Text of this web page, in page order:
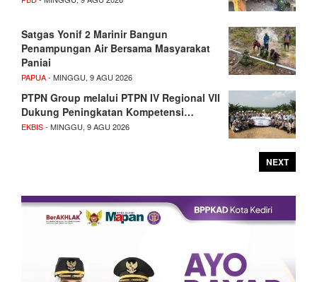
Satgas Yonif 2 Marinir Bangun
Penampungan Air Bersama Masyarakat
Paniai
PAPUA- MINGGU, 9 AGU 2026
PTPN Group melalui PTPN IV Regional VII
Dukung Peningkatan Kompetensi…
EKBIS- MINGGU, 9 AGU 2026
NEXT